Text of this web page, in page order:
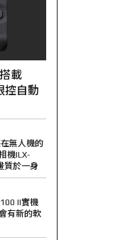
載
控自動
無人機的
機ILX-
質於一身
II實機
有新的軟